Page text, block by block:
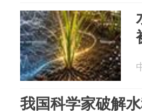
我国科学家破解